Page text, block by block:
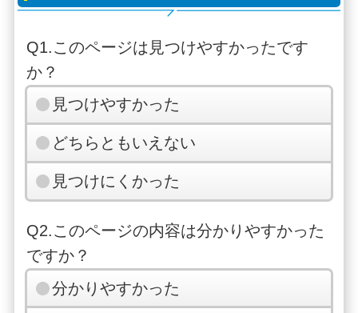
Q1.このページは見つけやすかったです
か？
見つけやすかった
どちらともいえない
見つけにくかった
Q2.このページの内容は分かりやすかった
ですか？
分かりやすかった